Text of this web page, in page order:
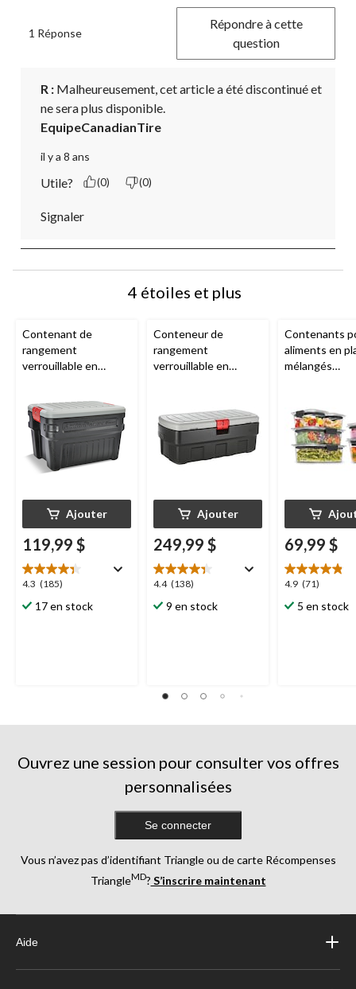
1 Réponse
Répondre à cette
question
R : Malheureusement, cet article a été discontinué et
ne sera plus disponible.
EquipeCanadianTire
il y a 8 ans
Utile? (0) (0)
Signaler
4 étoiles et plus
Contenant de
rangement
verrouillable en
Packer, empilable et
recyclable, 90,8 L
Ajouter
119,99 $
4.3 (185)
4.3
étoile(s)
sur
17 en stock
Conteneur de
rangement
verrouillable en
Packer, empilable et
recyclable, 182 L
Ajouter
249,99 $
4.4 (138)
4.4
étoile(s)
sur
9 en stock
Contenants
aliments en
mélangés
paq. 12
69,99 $
4.9 (71)
4.9
étoile(s)
sur
5 en stock
Ouvrez une session pour consulter vos offres
personnalisées
Se connecter
Vous n’avez pas d’identifiant Triangle ou de carte Récompenses
TriangleMD? S’inscrire maintenant
Aide